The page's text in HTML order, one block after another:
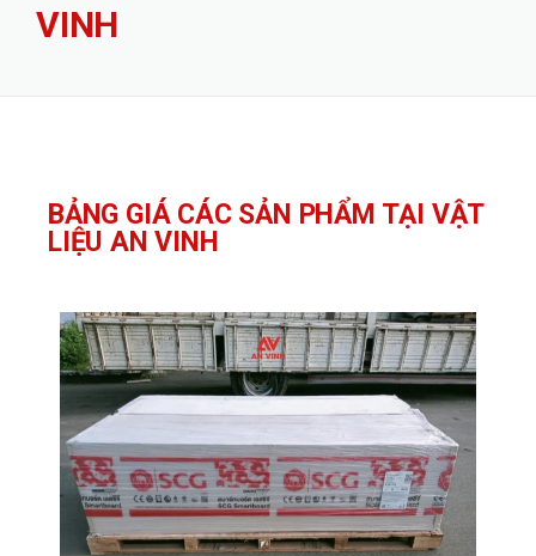
VINH
BẢNG GIÁ CÁC SẢN PHẨM TẠI VẬT
LIỆU AN VINH